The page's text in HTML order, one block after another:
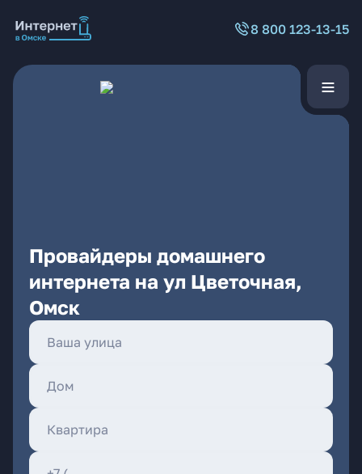
8 800 123-13-15
Провайдеры домашнего
интернета на ул Цветочная,
Омск